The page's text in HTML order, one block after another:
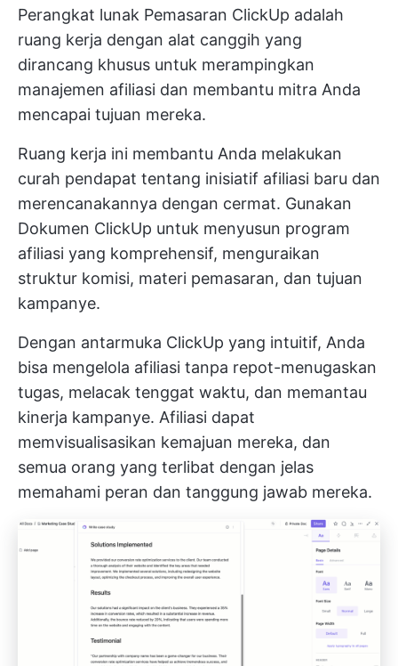
Perangkat lunak Pemasaran ClickUp adalah
ruang kerja dengan alat canggih yang
dirancang khusus untuk merampingkan
manajemen afiliasi dan membantu mitra Anda
mencapai tujuan mereka.
Ruang kerja ini membantu Anda melakukan
curah pendapat tentang inisiatif afiliasi baru dan
merencanakannya dengan cermat. Gunakan
Dokumen ClickUp untuk menyusun program
afiliasi yang komprehensif, menguraikan
struktur komisi, materi pemasaran, dan tujuan
kampanye.
Dengan antarmuka ClickUp yang intuitif, Anda
bisa mengelola afiliasi tanpa repot-menugaskan
tugas, melacak tenggat waktu, dan memantau
kinerja kampanye. Afiliasi dapat
memvisualisasikan kemajuan mereka, dan
semua orang yang terlibat dengan jelas
memahami peran dan tanggung jawab mereka.